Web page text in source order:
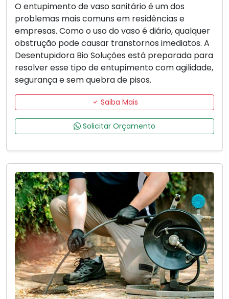
O entupimento de vaso sanitário é um dos
problemas mais comuns em residências e
empresas. Como o uso do vaso é diário, qualquer
obstrução pode causar transtornos imediatos. A
Desentupidora Bio Soluções está preparada para
resolver esse tipo de entupimento com agilidade,
segurança e sem quebra de pisos.
Saiba Mais
Solicitar Orçamento